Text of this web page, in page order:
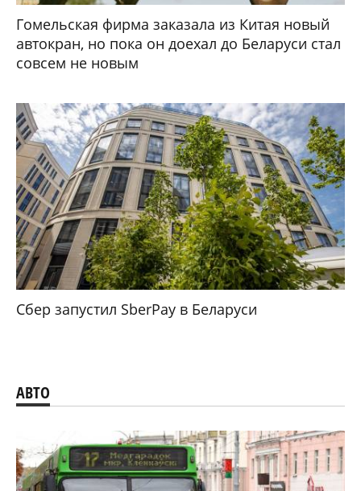
Гомельская фирма заказала из Китая новый
автокран, но пока он доехал до Беларуси стал
совсем не новым
Сбер запустил SberPay в Беларуси
АВТО